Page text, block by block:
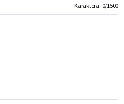
Karaktera: 0/1500